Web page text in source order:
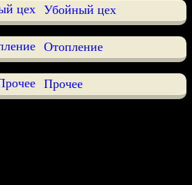
Убойный цех
Отопление
Прочее